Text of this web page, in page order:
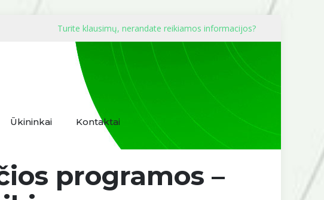
Turite klausimų, nerandate reikiamos informacijos?
Ūkininkai Kontaktai
programos –